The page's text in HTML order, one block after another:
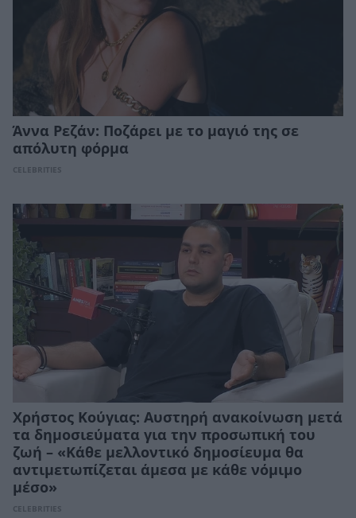
Άννα Ρεζάν: Ποζάρει με το μαγιό της σε
απόλυτη φόρμα
CELEBRITIES
Χρήστος Κούγιας: Αυστηρή ανακοίνωση μετά
τα δημοσιεύματα για την προσωπική του
ζωή – «Κάθε μελλοντικό δημοσίευμα θα
αντιμετωπίζεται άμεσα με κάθε νόμιμο
μέσο»
CELEBRITIES